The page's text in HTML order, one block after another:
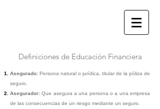
Definiciones de Educación Financiera
Asegurado: Persona natural o jurídica, titular de la póliza de
seguro.
Asegurador: Que asegura a una persona o a una empresa
de las consecuencias de un riesgo mediante un seguro.